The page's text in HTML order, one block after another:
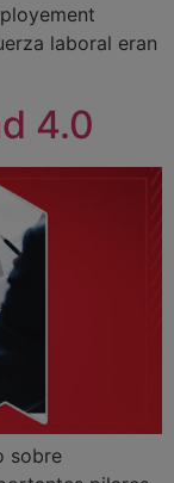
laboral eran
4.0
sobre